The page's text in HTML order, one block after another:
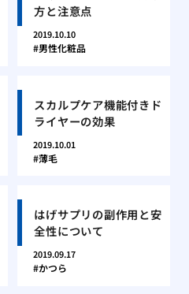
方と注意点
2019.10.10
男性化粧品
スカルプケア機能付きド
ライヤーの効果
2019.10.01
薄毛
はげサプリの副作用と安
全性について
2019.09.17
かつら